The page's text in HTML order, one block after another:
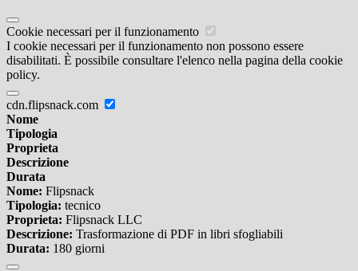
Cookie necessari per il funzionamento
I cookie necessari per il funzionamento non possono essere
disabilitati. È possibile consultare l'elenco nella pagina della cookie
policy.
cdn.flipsnack.com
Nome
Tipologia
Proprieta
Descrizione
Durata
Nome: Flipsnack
Tipologia: tecnico
Proprieta: Flipsnack LLC
Descrizione: Trasformazione di PDF in libri sfogliabili
Durata: 180 giorni